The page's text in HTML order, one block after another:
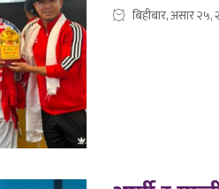
बिहीबार, असार २५,